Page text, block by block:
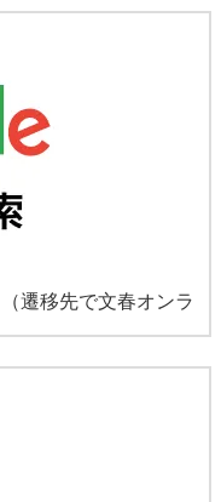
（遷移先で文春オンラ